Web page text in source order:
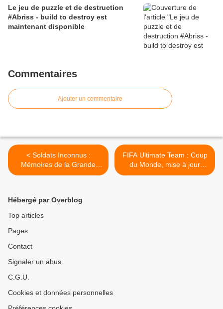
Le jeu de puzzle et de destruction
#Abriss - build to destroy est
maintenant disponible
Commentaires
Ajouter un commentaire
< Soldats Inconnus :
Mémoires de la Grande
Guerre dévoile son making-
FIFA Ultimate Team : Coup
du Monde, mise à jour
gratuite pour FIFA 14
Hébergé par Overblog
Top articles
Pages
Contact
Signaler un abus
C.G.U.
Cookies et données personnelles